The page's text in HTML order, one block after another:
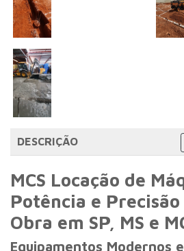
DESCRIÇÃO
MCS Locação de
Potência e
Obra em SP, MS e
Equipamentos Modernos